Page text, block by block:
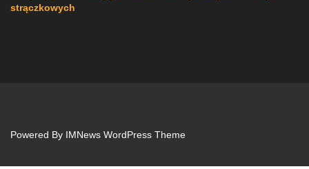
strączkowych
Powered By IMNews WordPress Theme